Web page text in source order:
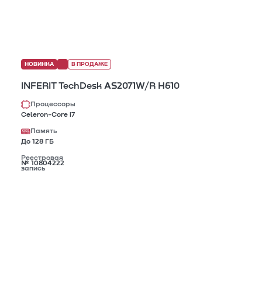
НОВИНКА В ПРОДАЖЕ
INFERIT TechDesk AS2071W/R H610
Процессоры
Celeron-Core i7
Память
До 128 ГБ
Реестровая
запись
№ 10804222